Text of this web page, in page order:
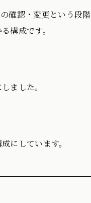
確認・変更という段階
構成です。
ました。
にしています。